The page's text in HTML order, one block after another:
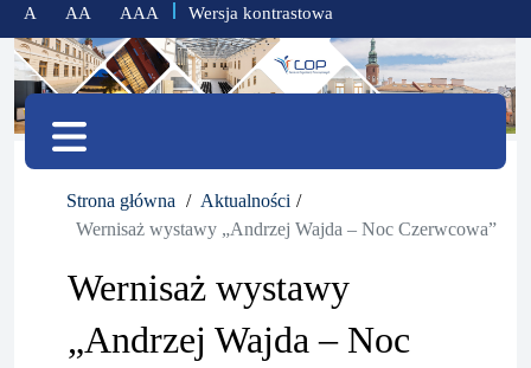
prywatności
A
zmniejsz
czcionkę
AA
zresetuj
AAA
zwiększ
czcionkę
Wersja kontrastowa
Menu
Strona główna
Aktualności
Wernisaż wystawy „Andrzej Wajda – Noc Czerwcowa”
Wernisaż wystawy
„Andrzej Wajda – Noc